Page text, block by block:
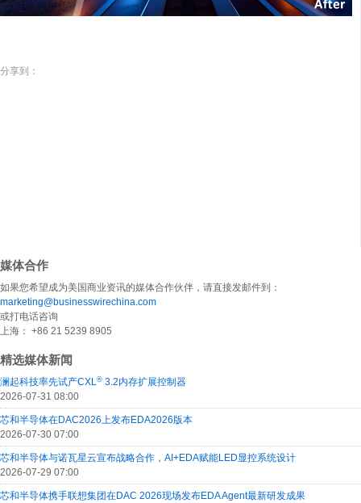
分享到：
媒体合作
如果您希望成为美国商业资讯的媒体合作伙伴，请直接发邮件到：
marketing@businesswirechina.com
或打电话咨询
上海： +86 21 5239 8905
精选媒体新闻
澜起科技率先试产CXL® 3.2内存扩展控制器
2026-07-31 08:00
芯和半导体在DAC2026上发布EDA2026版本
2026-07-30 07:00
芯和半导体与诺瓦星云宣布战略合作，AI+EDA赋能LED显控系统设计
2026-07-29 07:00
芯和半导体携手联想集团在DAC 2026现场发布EDA Agent最新研发成果